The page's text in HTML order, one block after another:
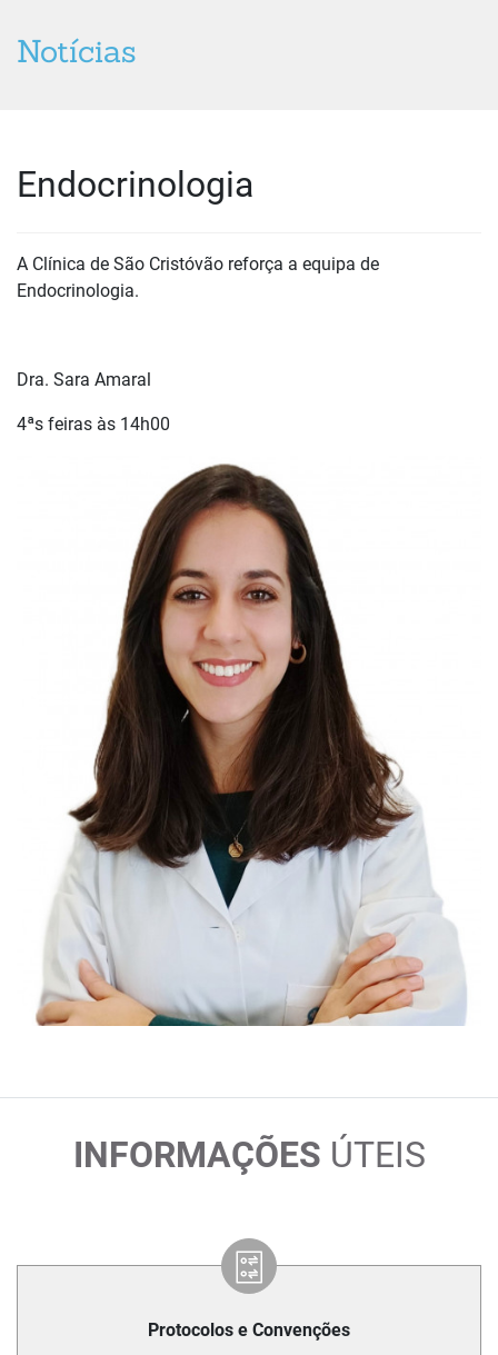
Notícias
Endocrinologia
A Clínica de São Cristóvão reforça a equipa de
Endocrinologia.
Dra. Sara Amaral
4ªs feiras às 14h00
INFORMAÇÕES ÚTEIS
Protocolos e Convenções